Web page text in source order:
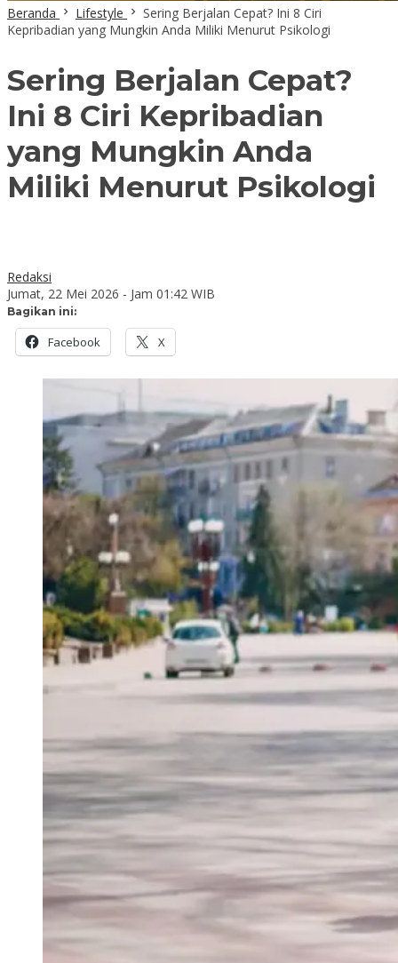
Beranda Lifestyle
Sering Berjalan Cepat? Ini 8 Ciri
Kepribadian yang Mungkin Anda Miliki Menurut Psikologi
Sering Berjalan Cepat?
Ini 8 Ciri Kepribadian
yang Mungkin Anda
Miliki Menurut Psikologi
Redaksi
Jumat, 22 Mei 2026 - Jam 01:42 WIB
Bagikan ini:
Facebook X